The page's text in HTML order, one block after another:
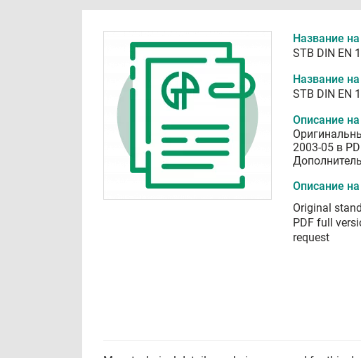
Название
STB DIN EN
Название
STB DIN EN
Описание
2003-05 в
Описание
Original
PDF full
request